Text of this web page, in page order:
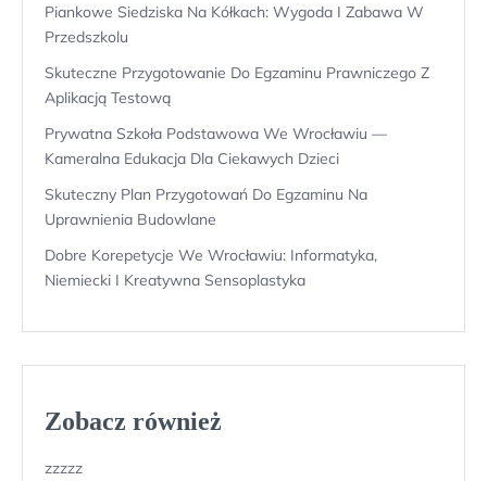
Piankowe Siedziska Na Kółkach: Wygoda I Zabawa W
Przedszkolu
Skuteczne Przygotowanie Do Egzaminu Prawniczego Z
Aplikacją Testową
Prywatna Szkoła Podstawowa We Wrocławiu —
Kameralna Edukacja Dla Ciekawych Dzieci
Skuteczny Plan Przygotowań Do Egzaminu Na
Uprawnienia Budowlane
Dobre Korepetycje We Wrocławiu: Informatyka,
Niemiecki I Kreatywna Sensoplastyka
Zobacz również
zzzzz